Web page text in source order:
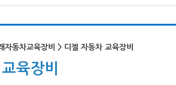
자동차교육장비 > 디젤 자동차 교육장비
육장비